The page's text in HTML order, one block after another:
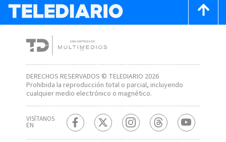
DERECHOS RESERVADOS © TELEDIARIO 2026
Prohibida la reproducción total o parcial, incluyendo
cualquier medio electrónico o magnético.
VISÍTANOS
EN